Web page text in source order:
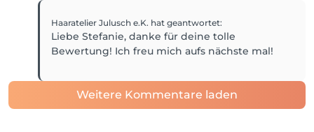
Haaratelier Julusch e.K. hat geantwortet:
Liebe Stefanie, danke für deine tolle
Bewertung! Ich freu mich aufs nächste mal!
Weitere Kommentare laden